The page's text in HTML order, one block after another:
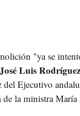
"ya se
José Luis Rodríguez
Ejecutivo
la ministra María